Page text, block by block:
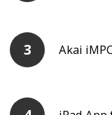
Akai